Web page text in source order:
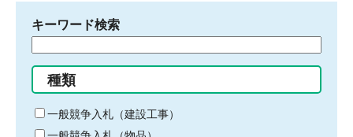
キーワード検索
る
キ
ー
種類
一般競争入札（建設工事）